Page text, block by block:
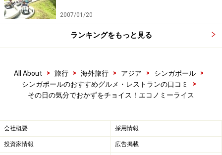
2007/01/20
ランキングをもっと見る
All About > 旅行 > 海外旅行 > アジア > シンガポール
>
シンガポールのおすすめグルメ・レストランの口コミ
>
その日の気分でおかずをチョイス！エコノミーライス
会社概要 採用情報
投資家情報 広告掲載